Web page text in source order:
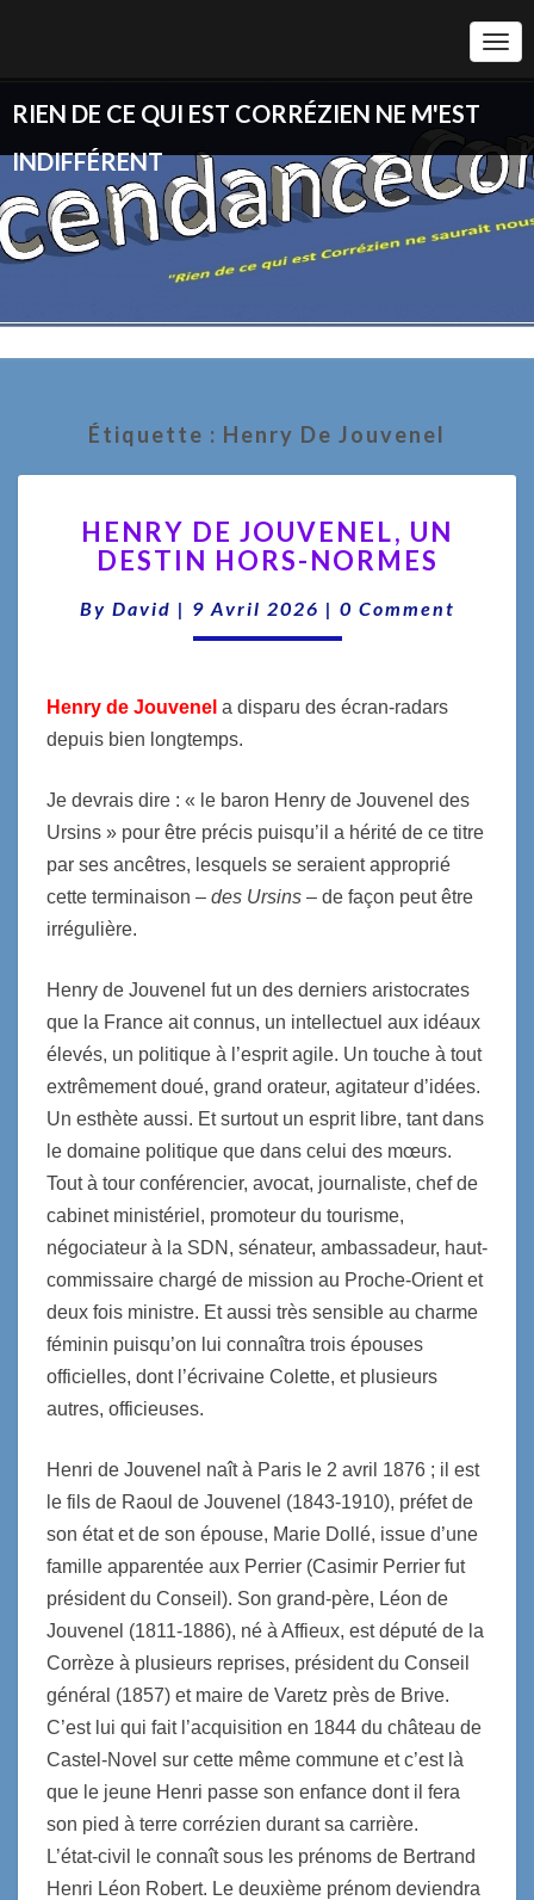
RIEN DE CE QUI EST CORRÉZIEN NE M'EST
INDIFFÉRENT
Étiquette : Henry De Jouvenel
DE
JOUVENEL,
DESTIN
HORS-
HENRY DE JOUVENEL, UN
DESTIN HORS-NORMES
By David | 9 Avril 2026 | Comments
0 Comment
Henry de Jouvenel a disparu des écran-radars
depuis bien longtemps.
Je devrais dire : « le baron Henry de Jouvenel des
Ursins » pour être précis puisqu’il a hérité de ce titre
par ses ancêtres, lesquels se seraient approprié
cette terminaison – des Ursins – de façon peut être
irrégulière.
Henry de Jouvenel fut un des derniers aristocrates
que la France ait connus, un intellectuel aux idéaux
élevés, un politique à l’esprit agile. Un touche à tout
extrêmement doué, grand orateur, agitateur d’idées.
Un esthète aussi. Et surtout un esprit libre, tant dans
le domaine politique que dans celui des mœurs.
Tout à tour conférencier, avocat, journaliste, chef de
cabinet ministériel, promoteur du tourisme,
négociateur à la SDN, sénateur, ambassadeur, haut-
commissaire chargé de mission au Proche-Orient et
deux fois ministre. Et aussi très sensible au charme
féminin puisqu’on lui connaîtra trois épouses
officielles, dont l’écrivaine Colette, et plusieurs
autres, officieuses.
Henri de Jouvenel naît à Paris le 2 avril 1876 ; il est
le fils de Raoul de Jouvenel (1843-1910), préfet de
son état et de son épouse, Marie Dollé, issue d’une
famille apparentée aux Perrier (Casimir Perrier fut
président du Conseil). Son grand-père, Léon de
Jouvenel (1811-1886), né à Affieux, est député de la
Corrèze à plusieurs reprises, président du Conseil
général (1857) et maire de Varetz près de Brive.
C’est lui qui fait l’acquisition en 1844 du château de
Castel-Novel sur cette même commune et c’est là
que le jeune Henri passe son enfance dont il fera
son pied à terre corrézien durant sa carrière.
L’état-civil le connaît sous les prénoms de Bertrand
Henri Léon Robert. Le deuxième prénom deviendra